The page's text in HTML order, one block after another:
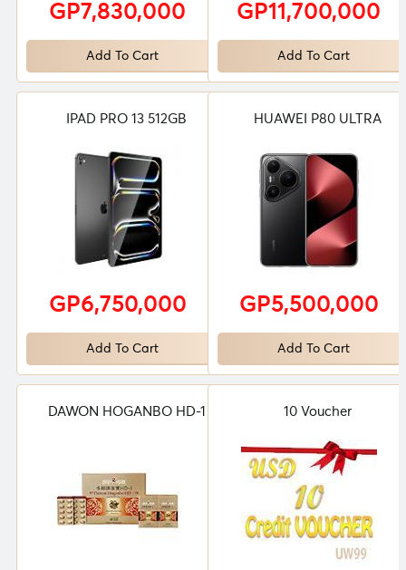
GP7,830,000
Add To Cart
GP11,700,000
Add To Cart
IPAD PRO 13 512GB
GP6,750,000
Add To Cart
HUAWEI P80 ULTRA
GP5,500,000
Add To Cart
DAWON HOGANBO HD-1 10 Voucher